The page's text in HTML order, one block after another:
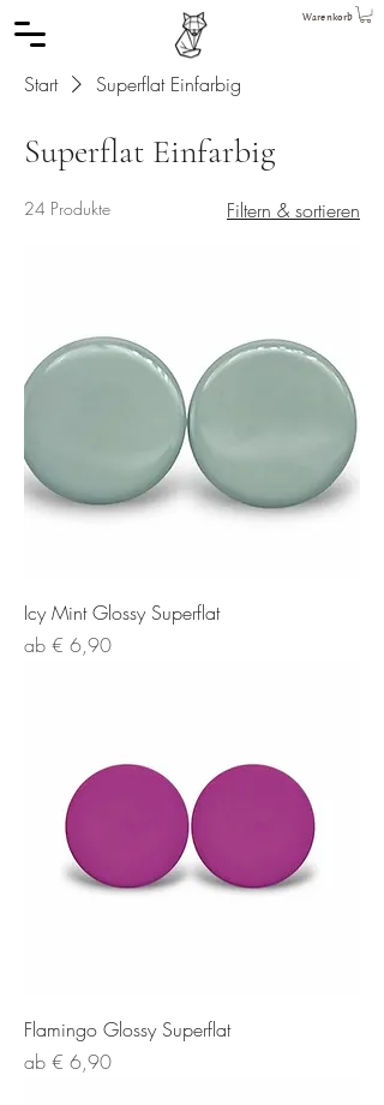
Warenkorb
Start Superflat Einfarbig
Superflat Einfarbig
24 Produkte Filtern & sortieren
Icy Mint Glossy Superflat
ab € 6,90
Sale-Preis
Flamingo Glossy Superflat
ab € 6,90
Sale-Preis